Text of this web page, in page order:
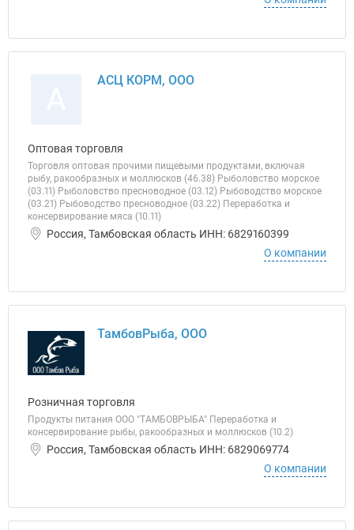
АСЦ КОРМ, ООО
Оптовая торговля
Торговля оптовая прочими пищевыми продуктами, включая
рыбу, ракообразных и моллюсков (46.38) Рыболовство морское
(03.11) Рыболовство пресноводное (03.12) Рыбоводство морское
(03.21) Рыбоводство пресноводное (03.22) Переработка и
консервирование мяса (10.11)
Россия, Тамбовская область ИНН: 6829160399
О компании
ТамбовРыба, ООО
Розничная торговля
Продукты питания ООО "ТАМБОВРЫБА" Переработка и
консервирование рыбы, ракообразных и моллюсков (10.2)
Россия, Тамбовская область ИНН: 6829069774
О компании